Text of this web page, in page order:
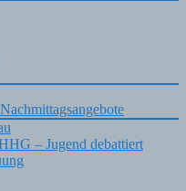
– Jugend debattiert